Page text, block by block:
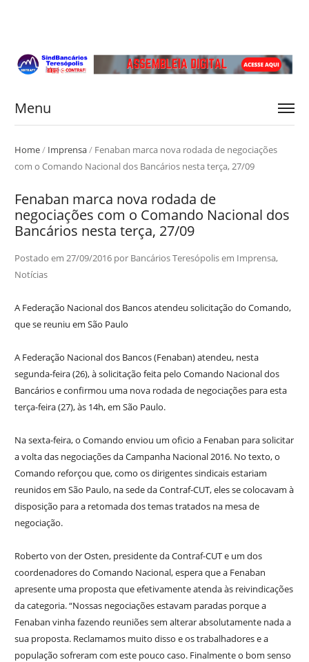
Menu
Home/ Imprensa/ Fenaban marca nova rodada de negociações
com o Comando Nacional dos Bancários nesta terça, 27/09
Fenaban marca nova rodada de
negociações com o Comando Nacional dos
Bancários nesta terça, 27/09
Postado em 27/09/2016por Bancários Teresópolisem Imprensa,
Notícias
A Federação Nacional dos Bancos atendeu solicitação do Comando,
que se reuniu em São Paulo
A Federação Nacional dos Bancos (Fenaban) atendeu, nesta
segunda-feira (26), à solicitação feita pelo Comando Nacional dos
Bancários e confirmou uma nova rodada de negociações para esta
terça-feira (27), às 14h, em São Paulo.
Na sexta-feira, o Comando enviou um oficio a Fenaban para solicitar
a volta das negociações da Campanha Nacional 2016. No texto, o
Comando reforçou que, como os dirigentes sindicais estariam
reunidos em São Paulo, na sede da Contraf-CUT, eles se colocavam à
disposição para a retomada dos temas tratados na mesa de
negociação.
Roberto von der Osten, presidente da Contraf-CUT e um dos
coordenadores do Comando Nacional, espera que a Fenaban
apresente uma proposta que efetivamente atenda às reivindicações
da categoria. “Nossas negociações estavam paradas porque a
Fenaban vinha fazendo reuniões sem alterar absolutamente nada a
sua proposta. Reclamamos muito disso e os trabalhadores e a
população sofreram com este pouco caso. Finalmente o bom senso